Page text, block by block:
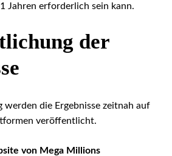
Jahren erforderlich sein kann.
der
werden die Ergebnisse zeitnah auf
veröffentlicht.
von Mega Millions